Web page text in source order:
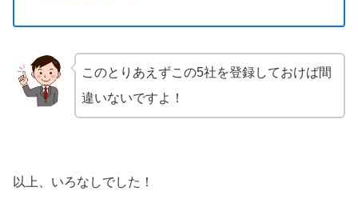
このとりあえずこの5社を登録しておけば間
違いないですよ！
以上、いろなしでした！